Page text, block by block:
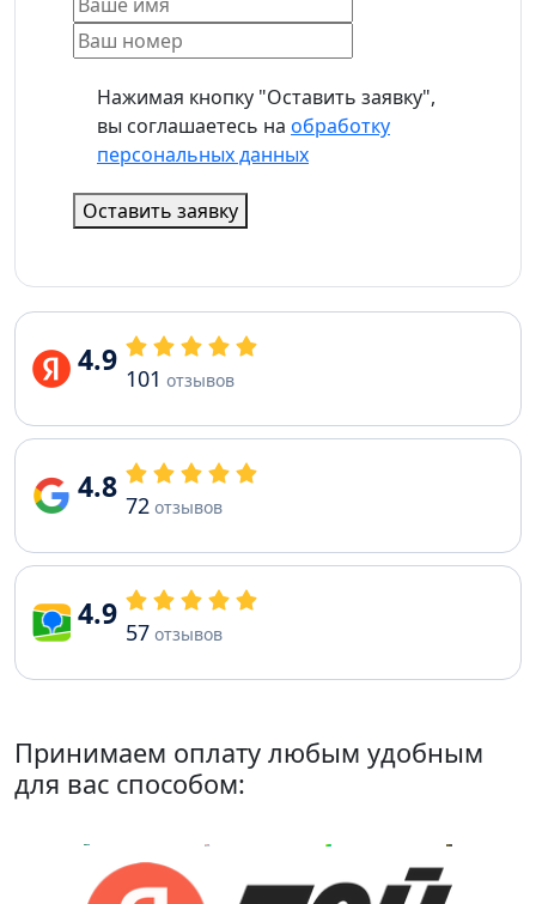
Нажимая кнопку "Оставить заявку",
вы соглашаетесь на обработку
персональных данных
Оставить заявку
4.9 101 отзывов
4.8 72 отзывов
4.9 57 отзывов
Принимаем оплату любым удобным
для вас способом: